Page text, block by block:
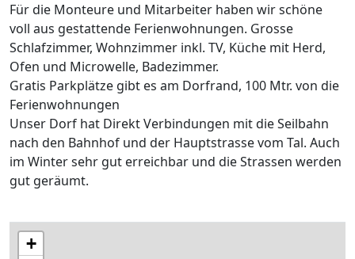
Für die Monteure und Mitarbeiter haben wir schöne
voll aus gestattende Ferienwohnungen. Grosse
Schlafzimmer, Wohnzimmer inkl. TV, Küche mit Herd,
Ofen und Microwelle, Badezimmer.
Gratis Parkplätze gibt es am Dorfrand, 100 Mtr. von die
Ferienwohnungen
Unser Dorf hat Direkt Verbindungen mit die Seilbahn
nach den Bahnhof und der Hauptstrasse vom Tal. Auch
im Winter sehr gut erreichbar und die Strassen werden
gut geräumt.
+